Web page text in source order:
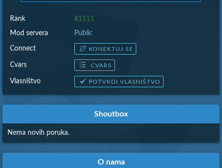
Rank #1111
Mod servera Public
Connect KONEKTUJ SE
Cvars CVARS
Vlasništvo POTVRDI VLASNIŠTVO
Shoutbox
Nema novih poruka.
O nama